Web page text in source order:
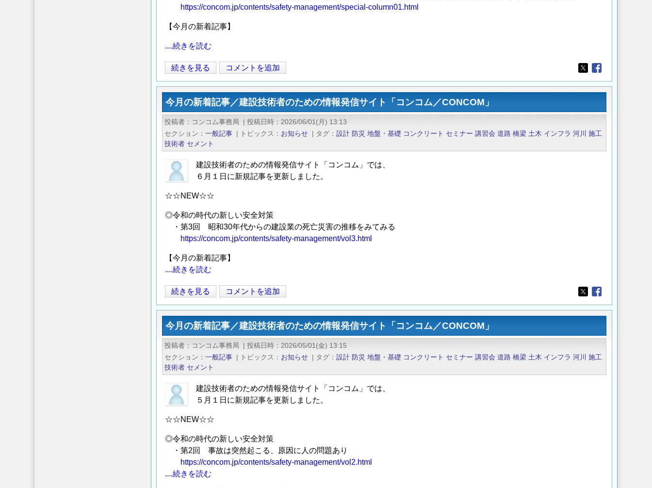
61
回
盤
学
研
究
発
表
会
『ダ
イ
ー
シ
テ
連
行
事』
の
ご
案
内
（ハ
イ
ブ
ッ
ド
開
の
https://concom.jp/contents/safety-management/special-column01.html
【今月の新着記事】
....続きを読む
今
月
の
新
着
事
／
建
設
術
者
の
の
情
報
発
信
サ
イ
ト
「コ
ン
コ
ム
／
CONCOM」
続きを見る コメントを追加
Opens in a new
Opens in a new
今月の新着記事／建設技術者のための情報発信サイト「コンコム／CONCOM」
投稿者 コンコム事務局 | 投稿日時
2026/06/01(月) 13:13
セクション
一般記事 | トピックス お知らせ | タグ 設計 防災 地盤・基礎 コンクリート セミナー 講習会 道路 橋梁 土木 インフラ 河川
施工
技術者 セメント
建設技術者のための情報発信サイト「コンコム」では、
６月１日に新規記事を更新しました。
☆☆NEW☆☆
◎令和の時代の新しい安全対策
・第3回 昭和30年代からの建設業の死亡災害の推移をみてみる
https://concom.jp/contents/safety-management/vol3.html
【今月の新着記事】
....続きを読む
今
月
の
新
着
事
／
建
設
術
者
の
め
続きを見る コメントを追加
Opens in a new
Opens in a new
今月の新着記事／建設技術者のための情報発信サイト「コンコム／CONCOM」
投稿者 コンコム事務局 | 投稿日時
2026/05/01(金) 13:15
セクション
一般記事 | トピックス お知らせ | タグ 設計 防災 地盤・基礎 コンクリート セミナー 講習会 道路 橋梁 土木 インフラ 河川
施工
技術者 セメント
建設技術者のための情報発信サイト「コンコム」では、
５月１日に新規記事を更新しました。
☆☆NEW☆☆
◎令和の時代の新しい安全対策
・第2回 事故は突然起こる、原因に人の問題あり
https://concom.jp/contents/safety-management/vol2.html
....続きを読む